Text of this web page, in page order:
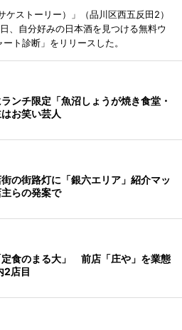
ストーリー）」（品川区西五反田2）
、自分好みの日本酒を見つける無料ウ
ト診断」をリリースした。
ンチ限定「魚沼しょうが焼き食堂・
お笑い芸人
の街路灯に「銀六エリア」紹介マッ
らの発案で
定食のまる大」 前店「庄や」を業態
2店目